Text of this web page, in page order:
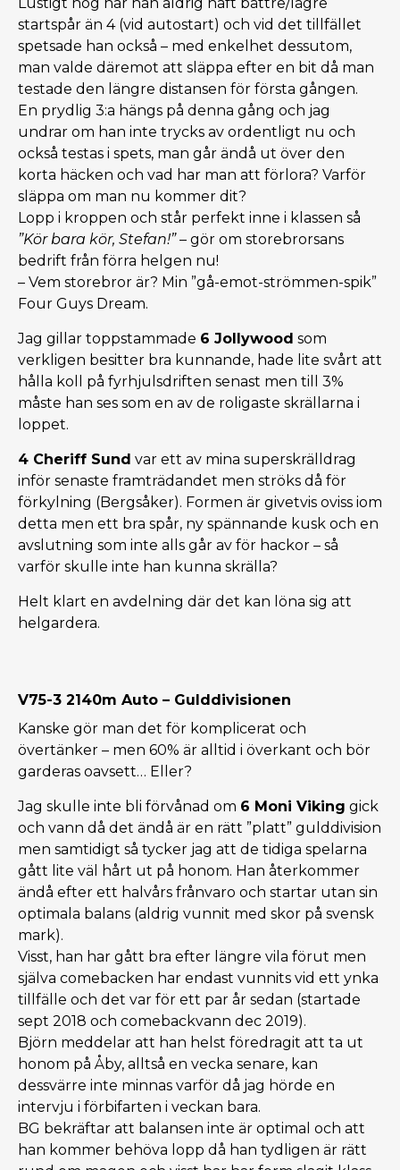
startspår än 4 (vid autostart) och vid det tillfället
spetsade han också – med enkelhet dessutom,
man valde däremot att släppa efter en bit då man
testade den längre distansen för första gången.
En prydlig 3:a hängs på denna gång och jag
undrar om han inte trycks av ordentligt nu och
också testas i spets, man går ändå ut över den
korta häcken och vad har man att förlora? Varför
släppa om man nu kommer dit?
Lopp i kroppen och står perfekt inne i klassen så
”Kör bara kör, Stefan!”– gör om storebrorsans
bedrift från förra helgen nu!
– Vem storebror är? Min ”gå-emot-strömmen-spik”
Four Guys Dream.
Jag gillar toppstammade 6 Jollywood som
verkligen besitter bra kunnande, hade lite svårt att
hålla koll på fyrhjulsdriften senast men till 3%
måste han ses som en av de roligaste skrällarna i
loppet.
4 Cheriff Sund var ett av mina superskrälldrag
inför senaste framträdandet men ströks då för
förkylning (Bergsåker). Formen är givetvis oviss iom
detta men ett bra spår, ny spännande kusk och en
avslutning som inte alls går av för hackor – så
varför skulle inte han kunna skrälla?
Helt klart en avdelning där det kan löna sig att
helgardera.
V75-3 2140m Auto – Gulddivisionen
Kanske gör man det för komplicerat och
övertänker – men 60% är alltid i överkant och bör
garderas oavsett… Eller?
Jag skulle inte bli förvånad om 6 Moni Viking gick
och vann då det ändå är en rätt ”platt” gulddivision
men samtidigt så tycker jag att de tidiga spelarna
gått lite väl hårt ut på honom. Han återkommer
ändå efter ett halvårs frånvaro och startar utan sin
optimala balans (aldrig vunnit med skor på svensk
mark).
Visst, han har gått bra efter längre vila förut men
själva comebacken har endast vunnits vid ett ynka
tillfälle och det var för ett par år sedan (startade
sept 2018 och comebackvann dec 2019).
Björn meddelar att han helst föredragit att ta ut
honom på Åby, alltså en vecka senare, kan
dessvärre inte minnas varför då jag hörde en
intervju i förbifarten i veckan bara.
BG bekräftar att balansen inte är optimal och att
han kommer behöva lopp då han tydligen är rätt